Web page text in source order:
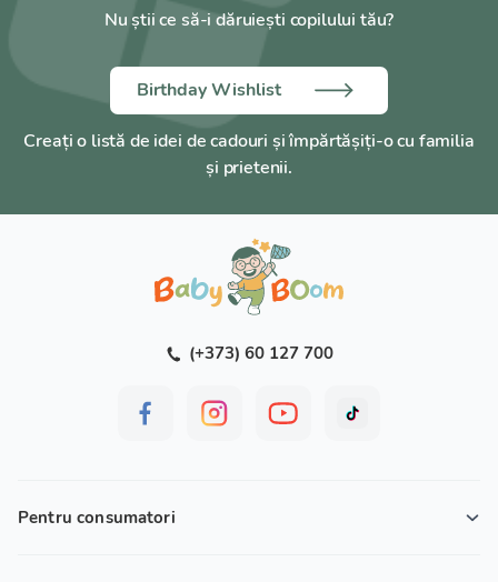
Nu știi ce să-i dăruiești copilului tău?
Birthday Wishlist
Creați o listă de idei de cadouri și împărtășiți-o cu familia
și prietenii.
(+373) 60 127 700
Pentru consumatori